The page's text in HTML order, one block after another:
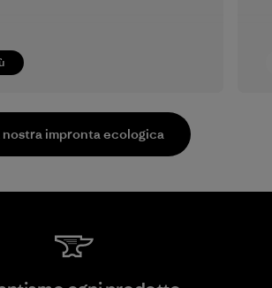
nostra impronta ecologica